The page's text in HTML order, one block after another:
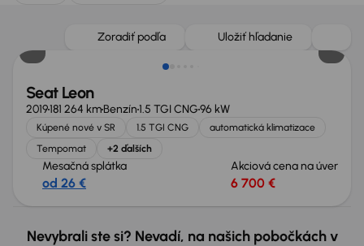
Zoradiť podľa Uložiť hľadanie
Zlacnené o 800 €
Seat Leon
2019181 264 kmBenzín1.5 TGI CNG96 kW
Kúpené nové v SR 1.5 TGI CNG
automatická klimatizace
Tempomat
+2 ďalších
Mesačná splátka
od 26 €
Akciová cena na úver
6 700 €
Nevybrali ste si? Nevadí, na našich pobočkách v